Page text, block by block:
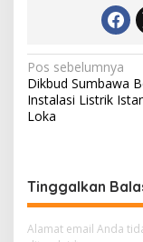
N
a
v
g
a
s
Pos sebelumnya
Dikbud Sumbawa
Instalasi Listrik
Loka
Tinggalkan
Alamat email Anda